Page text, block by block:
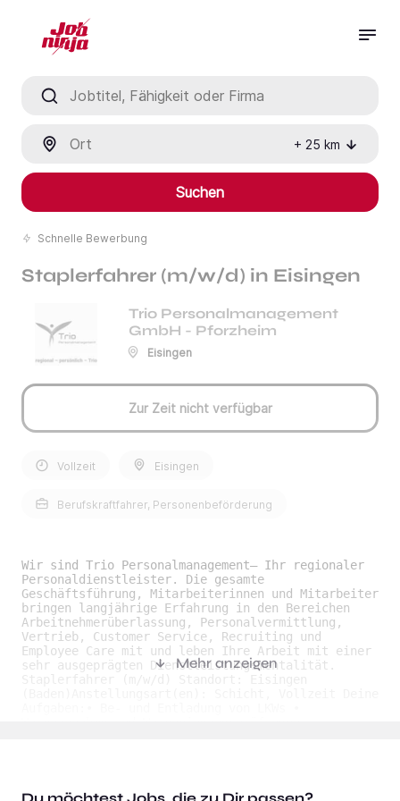
+ 25 km
Suchen
Schnelle Bewerbung
Staplerfahrer (m/w/d) in Eisingen
Trio Personalmanagement
GmbH - Pforzheim
Eisingen
Zur Zeit nicht verfügbar
Vollzeit Eisingen
Berufskraftfahrer, Personenbeförderung
Wir sind Trio Personalmanagement— Ihr regionaler
Personaldienstleister. Die gesamte
Geschäftsführung, Mitarbeiterinnen und Mitarbeiter
bringen langjährige Erfahrung in den Bereichen
Arbeitnehmerüberlassung, Personalvermittlung,
Vertrieb, Customer Service, Recruiting und
Employee Care mit und leben Ihre Arbeit mit einer
sehr ausgeprägten Dienstleistungsmentalität.
Transports Dein Profil:• Kenntnisse in der
Mehr anzeigen